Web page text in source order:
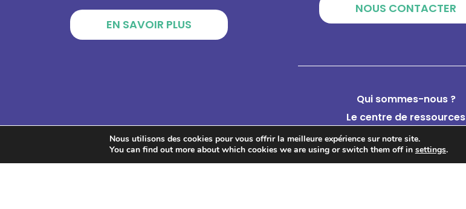
EN SAVOIR PLUS
NOUS CONTACTER
Qui sommes-nous ?
Le centre de ressources
Catalogue de formations
Annuaire des acteurs
Nous utilisons des cookies pour vous offrir la meilleure expérience sur notre site.
You can find out more about which cookies we are using or switch them off in settings.